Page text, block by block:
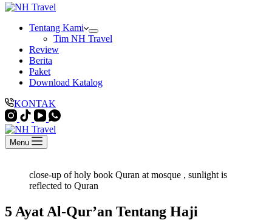
Tentang Kami
Tim NH Travel
Review
Berita
Paket
Download Katalog
KONTAK
Menu
close-up of holy book Quran at mosque , sunlight is
reflected to Quran
5 Ayat Al-Qur’an Tentang Haji